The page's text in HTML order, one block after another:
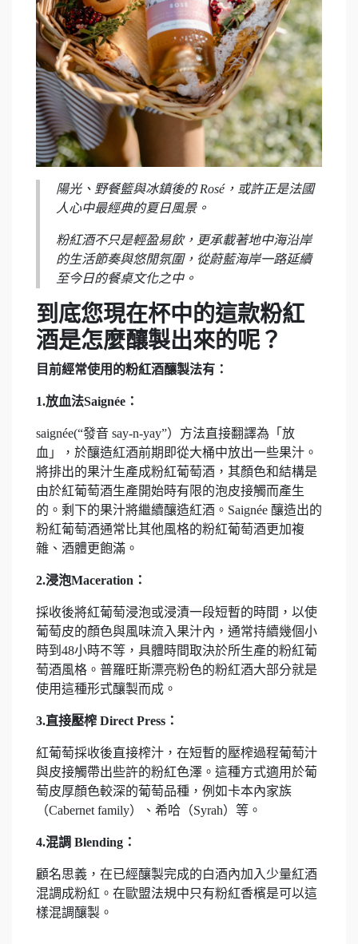
陽光、野餐籃與冰鎮後的 Rosé，或許正是法國
人心中最經典的夏日風景。
粉紅酒不只是輕盈易飲，更承載著地中海沿岸
的生活節奏與悠閒氛圍，從蔚藍海岸一路延續
至今日的餐桌文化之中。
到底您現在杯中的這款粉紅
酒是怎麼釀製出來的呢？
目前經常使用的粉紅酒釀製法有：
1.放血法Saignée：
saignée(“發音 say-n-yay”）方法直接翻譯為「放
血」，於釀造紅酒前期即從大桶中放出一些果汁。
將排出的果汁生產成粉紅葡萄酒，其顏色和結構是
由於紅葡萄酒生產開始時有限的泡皮接觸而產生
的。剩下的果汁將繼續釀造紅酒。Saignée 釀造出的
粉紅葡萄酒通常比其他風格的粉紅葡萄酒更加複
雜、酒體更飽滿。
2.浸泡Maceration：
採收後將紅葡萄浸泡或浸漬一段短暫的時間，以使
葡萄皮的顏色與風味流入果汁內，通常持續幾個小
時到48小時不等，具體時間取決於所生產的粉紅葡
萄酒風格。普羅旺斯漂亮粉色的粉紅酒大部分就是
使用這種形式釀製而成。
3.直接壓榨 Direct Press：
紅葡萄採收後直接榨汁，在短暫的壓榨過程葡萄汁
與皮接觸帶出些許的粉紅色澤。這種方式適用於葡
萄皮厚顏色較深的葡萄品種，例如卡本內家族
（Cabernet family）、希哈（Syrah）等。
4.混調 Blending：
顧名思義，在已經釀製完成的白酒內加入少量紅酒
混調成粉紅。在歐盟法規中只有粉紅香檳是可以這
樣混調釀製。